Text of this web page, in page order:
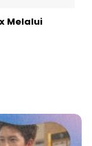
Melalui